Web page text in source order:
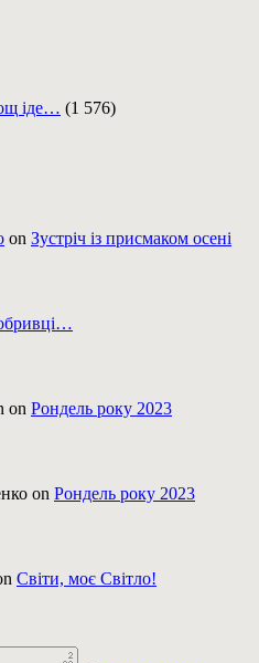
іде… (1 576)
on Зустріч із присмаком осені
on Рондель року 2023
on Рондель року 2023
Світи, моє Світло!